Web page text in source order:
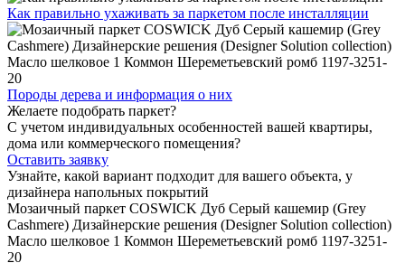
Как правильно ухаживать за паркетом после инсталляции
Породы дерева и информация о них
Желаете подобрать паркет?
С учетом индивидуальных особенностей вашей квартиры,
дома или коммерческого помещения?
Оставить заявку
Узнайте, какой вариант подходит для вашего объекта, у
дизайнера напольных покрытий
Мозаичный паркет COSWICK Дуб Серый кашемир (Grey
Cashmere) Дизайнерские решения (Designer Solution collection)
Масло шелковое 1 Коммон Шереметьевский ромб 1197-3251-
20